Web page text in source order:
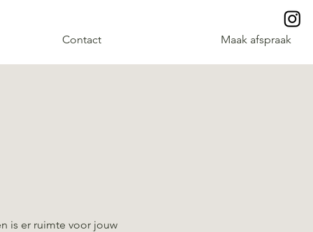
Contact Maak afspraak
is er ruimte voor jouw